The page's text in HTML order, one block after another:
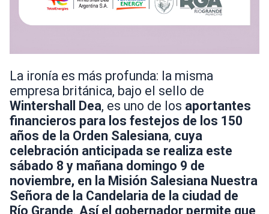
La ironía es más profunda: la misma
empresa británica, bajo el sello de
Wintershall Dea, es uno de los aportantes
financieros para los festejos de los 150
años de la Orden Salesiana, cuya
celebración anticipada se realiza este
sábado 8 y mañana domingo 9 de
noviembre, en la Misión Salesiana Nuestra
Señora de la Candelaria de la ciudad de
Río Grande. Así el gobernador permite que